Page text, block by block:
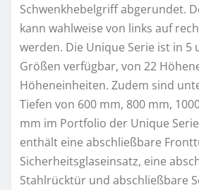
Schwenkhebelgriff abgerundet.
kann wahlweise von links auf
werden. Die Unique Serie ist in 5
Größen verfügbar, von 22
Höheneinheiten. Zudem sind
Tiefen von 600 mm, 800 mm,
mm im Portfolio der Unique
enthält eine abschließbare
Sicherheitsglaseinsatz, eine
Stahlrücktür und abschließbare